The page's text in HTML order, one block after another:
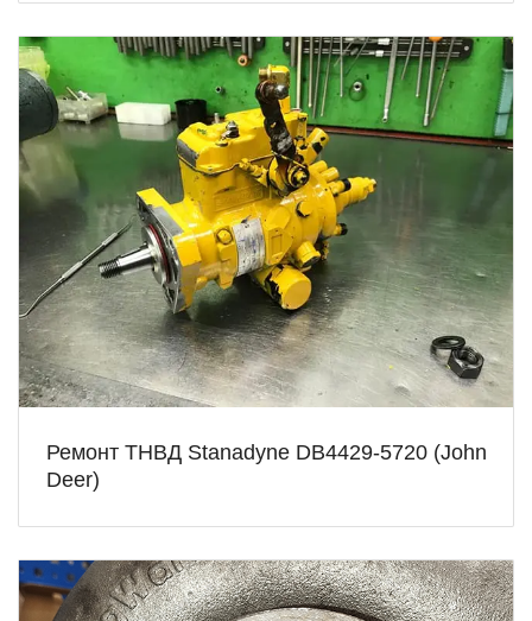
Ремонт ТНВД Stanadyne DB4429-5720 (John
Deer)